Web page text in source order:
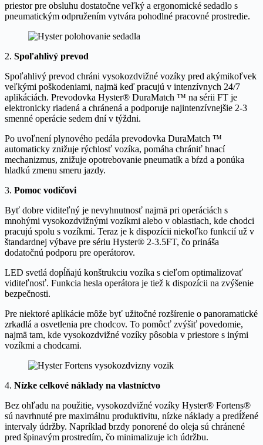
priestor pre obsluhu dostatočne veľký a ergonomické sedadlo s
pneumatickým odpružením vytvára pohodlné pracovné prostredie.
2. Spoľahlivý prevod
Spoľahlivý prevod chráni vysokozdvižné vozíky pred akýmikoľvek
veľkými poškodeniami, najmä keď pracujú v intenzívnych 24/7
aplikáciách. Prevodovka Hyster® DuraMatch ™ na sérii FT je
elektronicky riadená a chránená a podporuje najintenzívnejšie 2-3
smenné operácie sedem dní v týždni.
Po uvoľnení plynového pedála prevodovka DuraMatch ™
automaticky znižuje rýchlosť vozíka, pomáha chrániť hnací
mechanizmus, znižuje opotrebovanie pneumatík a bŕzd a ponúka
hladkú zmenu smeru jazdy.
3. Pomoc vodičovi
Byť dobre viditeľný je nevyhnutnosť najmä pri operáciách s
mnohými vysokozdvižnými vozíkmi alebo v oblastiach, kde chodci
pracujú spolu s vozíkmi. Teraz je k dispozícii niekoľko funkcií už v
štandardnej výbave pre sériu Hyster® 2-3.5FT, čo prináša
dodatočnú podporu pre operátorov.
LED svetlá dopĺňajú konštrukciu vozíka s cieľom optimalizovať
viditeľnosť. Funkcia hesla operátora je tiež k dispozícii na zvýšenie
bezpečnosti.
Pre niektoré aplikácie môže byť užitočné rozšírenie o panoramatické
zrkadlá a osvetlenia pre chodcov. To pomôcť zvýšiť povedomie,
najmä tam, kde vysokozdvižné vozíky pôsobia v priestore s inými
vozíkmi a chodcami.
4. Nízke celkové náklady na vlastníctvo
Bez ohľadu na použitie, vysokozdvižné vozíky Hyster® Fortens®
sú navrhnuté pre maximálnu produktivitu, nízke náklady a predĺžené
intervaly údržby. Napríklad brzdy ponorené do oleja sú chránené
pred špinavým prostredím, čo minimalizuje ich údržbu.